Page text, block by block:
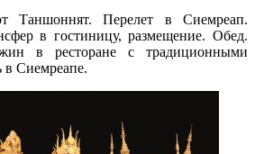
Таншоннят. Перелет в Сиемреап.
в гостиницу, размещение. Обед.
в ресторане с традиционными
Сиемреапе.